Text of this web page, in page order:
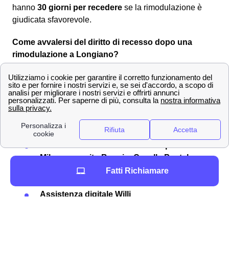
hanno 30 giorni per recedere se la rimodulazione è
giudicata sfavorevole.
Come avvalersi del diritto di recesso dopo una
rimodulazione a Longiano?
nuove condizioni èsenza penali né costiper i clienti
longianesi. Per comunicare la volontà di recesso si
dovrà utilizzare uno dei seguenti canali:
Servizio clienti Wind-Tre: contattabile al159
PEC all'indirizzo: [email protected]
Milano recapito Baggio, Casella Postale
159, 20152 Milano (MI)
Assistenza digitale Willi
Fatti Richiamare